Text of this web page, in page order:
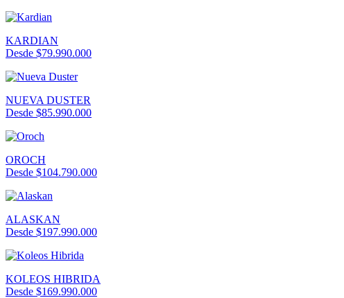
KARDIAN
Desde $79.990.000
NUEVA DUSTER
Desde $85.990.000
OROCH
Desde $104.790.000
ALASKAN
Desde $197.990.000
KOLEOS HIBRIDA
Desde $169.990.000